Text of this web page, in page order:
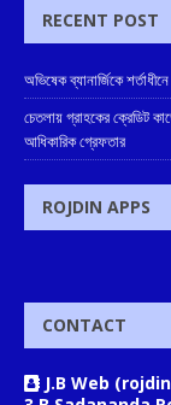
RECENT POST
অভিষেক ব্যানার্জিকে
চেতলায় গ্রাহকের ক্রেডিট
আধিকারিক গ্রেফতার
ROJDIN APPS
CONTACT
J.B Web